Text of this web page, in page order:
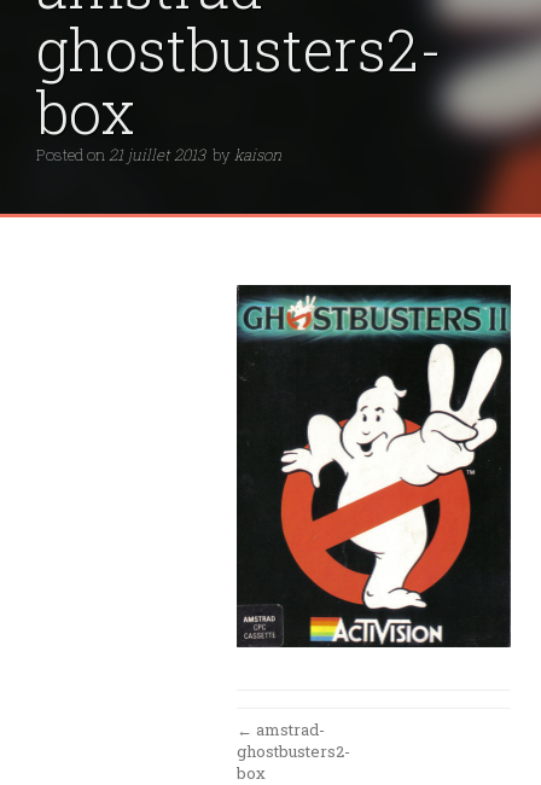
ghostbusters2-
box
Posted on21 juillet 2013 by kaison
Post
← amstrad-
ghostbusters2-
box